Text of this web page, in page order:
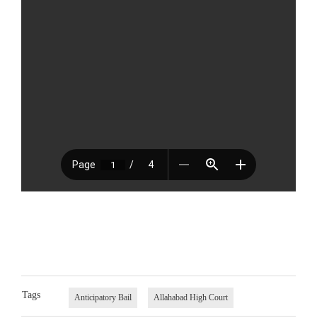
Tags Anticipatory Bail Allahabad High Court